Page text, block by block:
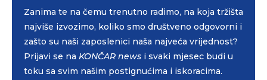
Zanima te na čemu trenutno radimo, na koja tržišta
najviše izvozimo, koliko smo društveno odgovorni i
zašto su naši zaposlenici naša najveća vrijednost?
Prijavi se na KONČAR news i svaki mjesec budi u
toku sa svim našim postignućima i iskoracima.